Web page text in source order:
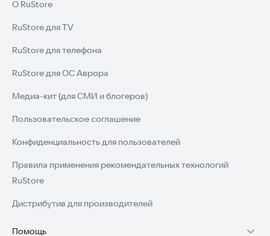
О RuStore
RuStore для TV
RuStore для телефона
RuStore для ОС Аврора
Медиа-кит (для СМИ и блогеров)
Пользовательское соглашение
Конфиденциальность для пользователей
Правила применения рекомендательных технологий
RuStore
Дистрибутив для производителей
Помощь